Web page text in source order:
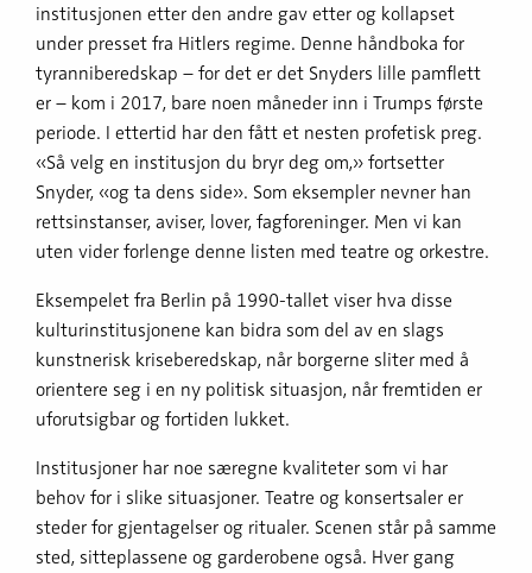
institusjonen etter den andre gav etter og kollapset
under presset fra Hitlers regime. Denne håndboka for
tyranniberedskap – for det er det Snyders lille pamflett
er – kom i 2017, bare noen måneder inn i Trumps første
periode. I ettertid har den fått et nesten profetisk preg.
«Så velg en institusjon du bryr deg om,» fortsetter
Snyder, «og ta dens side». Som eksempler nevner han
rettsinstanser, aviser, lover, fagforeninger. Men vi kan
uten vider forlenge denne listen med teatre og orkestre.
Eksempelet fra Berlin på 1990-tallet viser hva disse
kulturinstitusjonene kan bidra som del av en slags
kunstnerisk kriseberedskap, når borgerne sliter med å
orientere seg i en ny politisk situasjon, når fremtiden er
uforutsigbar og fortiden lukket.
Institusjoner har noe særegne kvaliteter som vi har
behov for i slike situasjoner. Teatre og konsertsaler er
steder for gjentagelser og ritualer. Scenen står på samme
sted, sitteplassene og garderobene også. Hver gang